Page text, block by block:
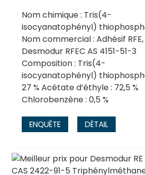
Nom chimique : Tris(4-
isocyanatophényl)
Nom commercial : Adhésif RFE,
Desmodur RFEC AS 4151-51-3
Composition : Tris(4-
isocyanatophényl)
27 % Acétate d’éthyle : 72,5 %
Chlorobenzène : 0,5 %
ENQUÊTE DÉTAIL